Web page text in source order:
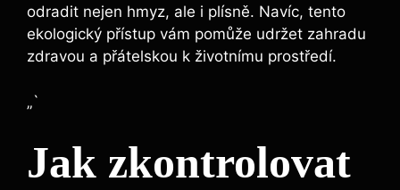
odradit nejen hmyz, ale i plísně. Navíc, tento
ekologický přístup vám pomůže udržet zahradu
zdravou a přátelskou k životnímu prostředí.
„`
Jak zkontrolovat